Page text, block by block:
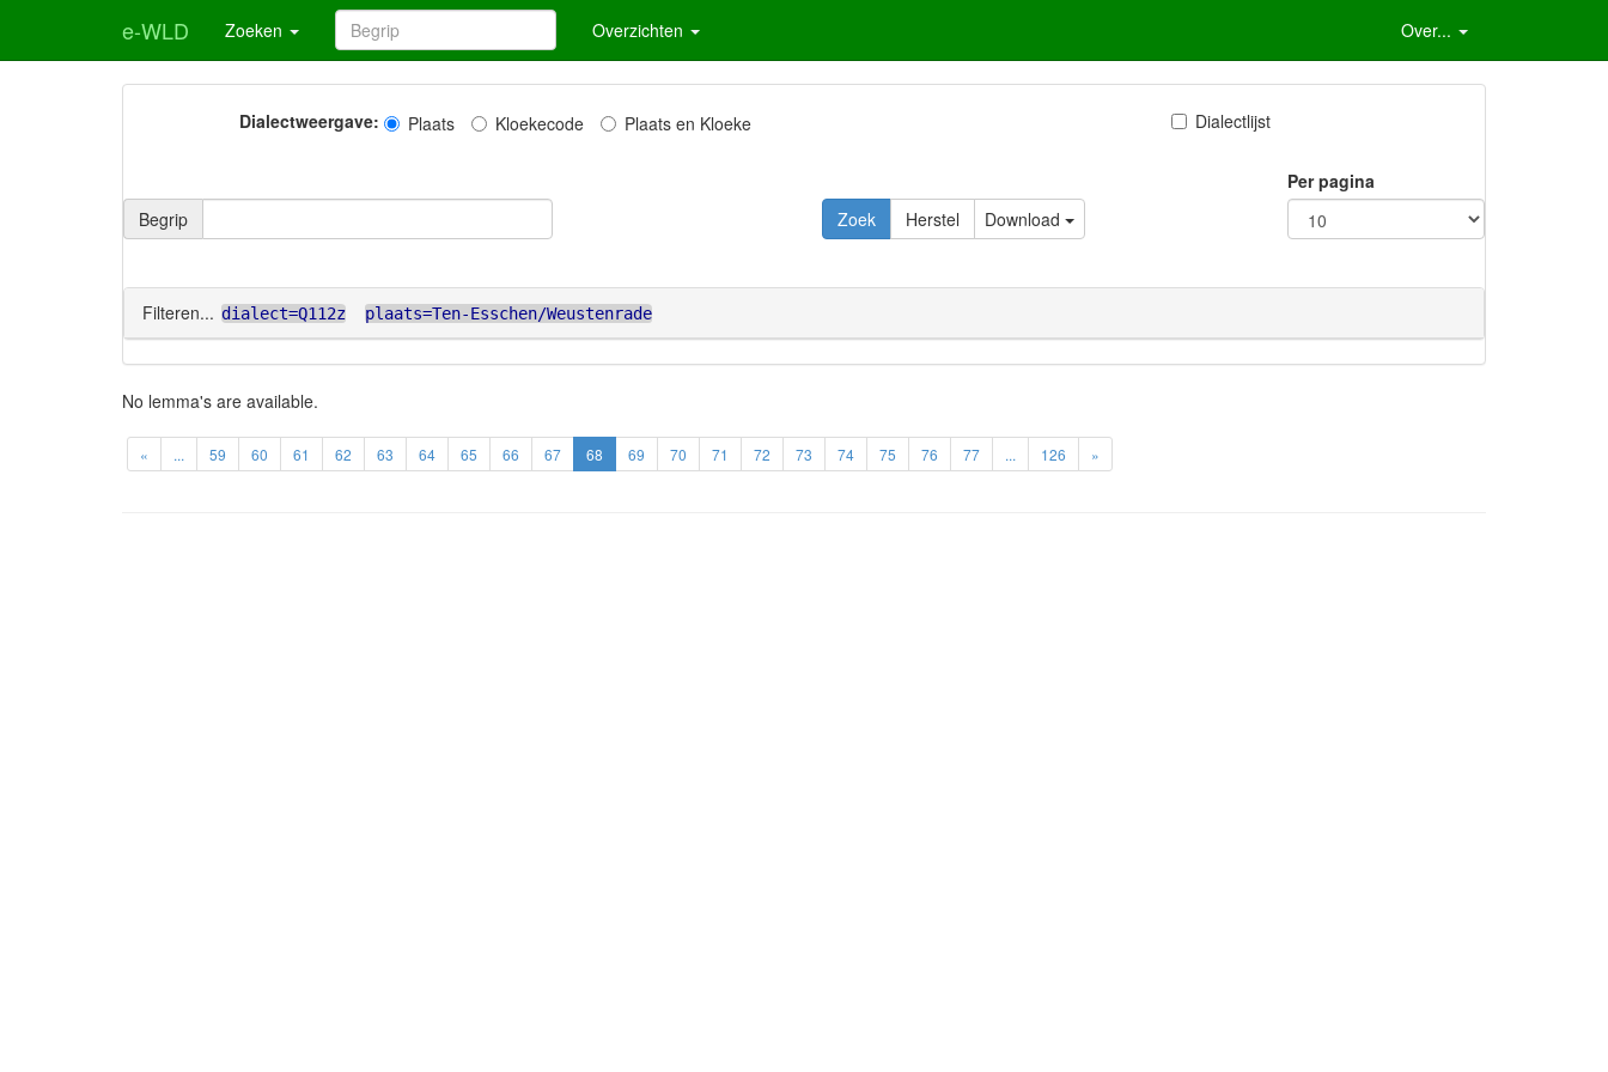
e-WLD Zoeken Overzichten Over...
Dialectweergave: Plaats Kloekecode Plaats en Kloeke Dialectlijst
Begrip Zoek Herstel Download
Per pagina
Filteren... dialect=Q112z plaats=Ten-Esschen/Weustenrade
No lemma's are available.
« ... 59 60 61 62 63 64 65 66 67 68 69 70 71 72 73 74 75 76 77 ... 126 »